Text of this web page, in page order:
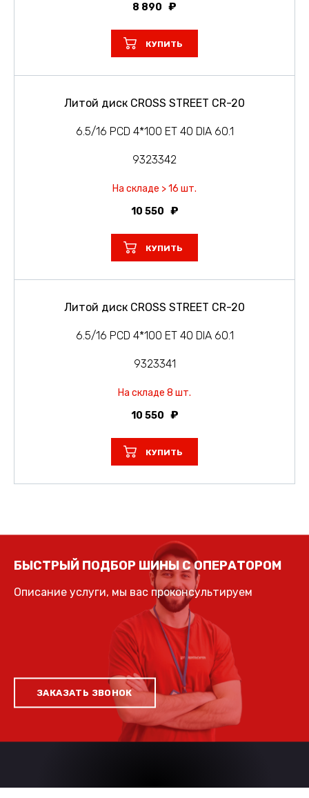
8 890
КУПИТЬ
Литой диск CROSS STREET CR-20
6.5/16 PCD 4*100 ET 40 DIA 60.1
9323342
На складе > 16 шт.
10 550
КУПИТЬ
Литой диск CROSS STREET CR-20
6.5/16 PCD 4*100 ET 40 DIA 60.1
9323341
На складе 8 шт.
10 550
КУПИТЬ
БЫСТРЫЙ ПОДБОР ШИНЫ С ОПЕРАТОРОМ
Описание услуги, мы вас проконсультируем
ЗАКАЗАТЬ ЗВОНОК